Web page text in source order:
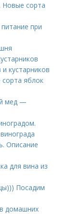
Новые сорта
при
кустарников
яблок
мед —
Описание
для вина из
Посадим
домашних